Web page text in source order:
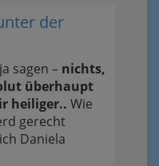
der
sagen – nichts,
überhaupt
heiliger.. Wie
gerecht
Daniela